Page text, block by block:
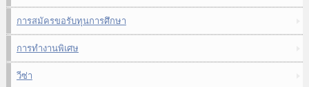
การสมัครขอรับทุนการศึกษา
การทำงานพิเศษ
วีซ่า